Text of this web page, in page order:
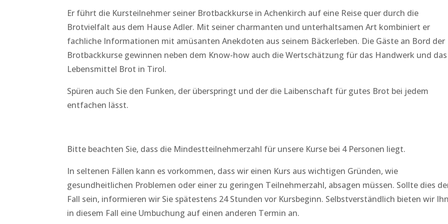
Er führt die Kursteilnehmer seiner Brotbackkurse in Achenkirch auf eine Reise quer durch die
Brotvielfalt aus dem Hause Adler. Mit seiner charmanten und unterhaltsamen Art kombiniert er
fachliche Informationen mit amüsanten Anekdoten aus seinem Bäckerleben. Die Gäste an Bord der
Brotbackkurse gewinnen neben dem Know-how auch die Wertschätzung für das Handwerk und das
Lebensmittel Brot in Tirol.
Spüren auch Sie den Funken, der überspringt und der die Laibenschaft für gutes Brot bei jedem
entfachen lässt.
Bitte beachten Sie, dass die Mindestteilnehmerzahl für unsere Kurse bei 4 Personen liegt.
In seltenen Fällen kann es vorkommen, dass wir einen Kurs aus wichtigen Gründen, wie
gesundheitlichen Problemen oder einer zu geringen Teilnehmerzahl, absagen müssen. Sollte dies
Fall sein, informieren wir Sie spätestens 24 Stunden vor Kursbeginn. Selbstverständlich bieten wir
in diesem Fall eine Umbuchung auf einen anderen Termin an.